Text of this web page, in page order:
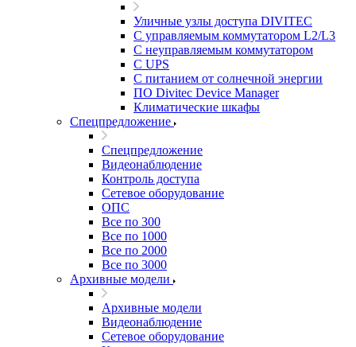
Уличные узлы доступа DIVITEC
С управляемым коммутатором L2/L3
С неуправляемым коммутатором
С UPS
С питанием от солнечной энергии
ПО Divitec Device Manager
Климатические шкафы
Спецпредложение
Спецпредложение
Видеонаблюдение
Контроль доступа
Сетевое оборудование
ОПС
Все по 300
Все по 1000
Все по 2000
Все по 3000
Архивные модели
Архивные модели
Видеонаблюдение
Сетевое оборудование